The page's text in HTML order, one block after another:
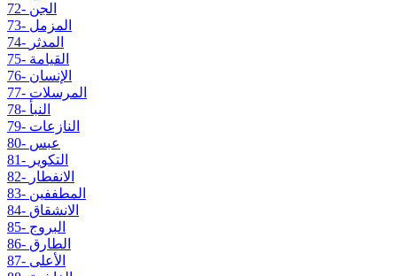
72- الجن
73- المزمل
74- المدثر
75- القيامة
76- الإنسان
77- المرسلات
78- النبأ
79- النازعات
80- عبس
81- التكوير
82- الانفطار
83- المطففين
84- الانشقاق
85- البروج
86- الطارق
87- الأعلى